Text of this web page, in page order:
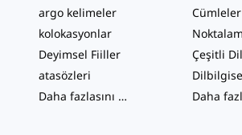
argo kelimeler
kolokasyonlar
Deyimsel Fiiller
atasözleri
Daha fazlasını gör
Cümleler